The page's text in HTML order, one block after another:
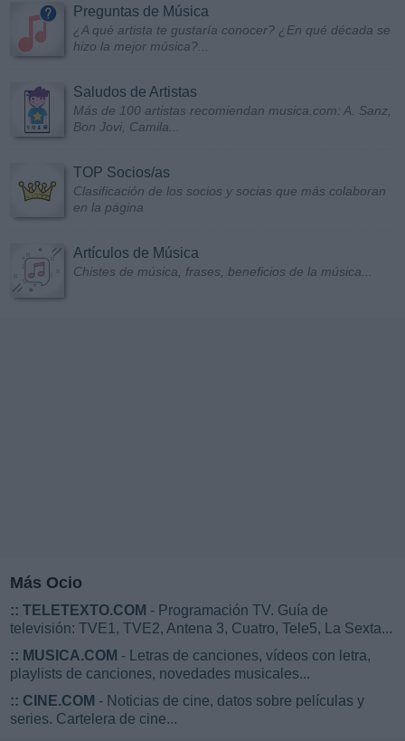
Preguntas de Música
¿A qué artista te gustaría conocer? ¿En qué década se
hizo la mejor música?...
Saludos de Artistas
Más de 100 artistas recomiendan musica.com: A. Sanz,
Bon Jovi, Camila...
TOP Socios/as
Clasificación de los socios y socias que más colaboran
en la página
Artículos de Música
Chistes de música, frases, beneficios de la música...
Más Ocio
:: TELETEXTO.COM - Programación TV. Guía de
televisión: TVE1, TVE2, Antena 3, Cuatro, Tele5, La Sexta...
:: MUSICA.COM - Letras de canciones, vídeos con letra,
playlists de canciones, novedades musicales...
:: CINE.COM - Noticias de cine, datos sobre películas y
series. Cartelera de cine...